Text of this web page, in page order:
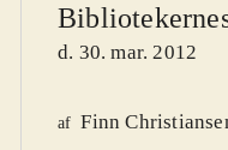
d. 30. mar. 2012
af Finn